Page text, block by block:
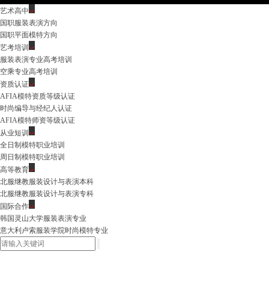
艺术高中
国职服装表演方向
国职平面模特方向
艺考培训
服装表演专业高考培训
空乘专业高考培训
资质认证
AFIA模特资质等级认证
时尚编导与经纪人认证
AFIA模特师资等级认证
从业短训
全日制模特职业培训
周日制模特职业培训
高等教育
北服继教服装设计与表演本科
北服继教服装设计与表演专科
国际合作
韩国灵山大学服装表演专业
意大利卢索服装学院时尚模特专业